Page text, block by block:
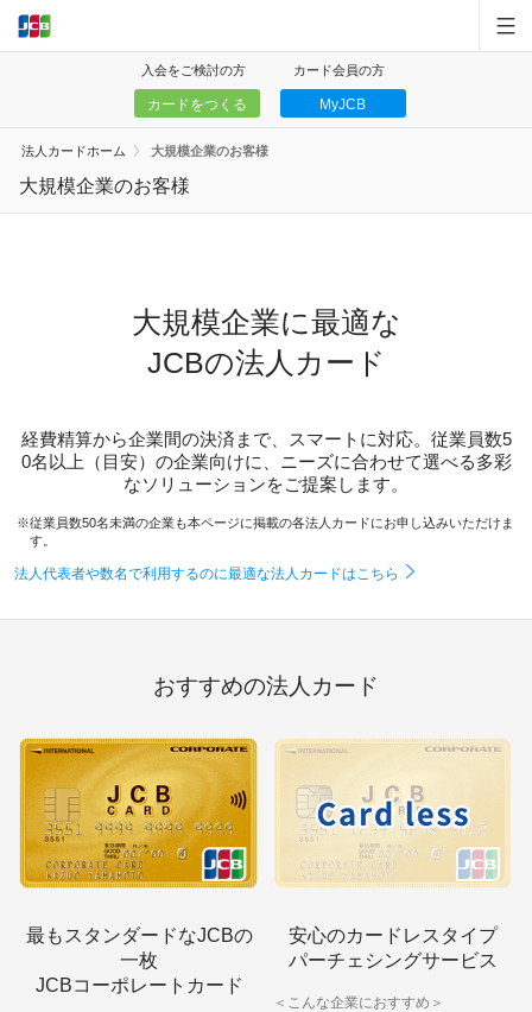
中小企業・個人事業主
大規模企業
サービス一覧
お知らせ
個人のお客様
加盟店のお客様
JCBポータル
入会をご検討の方
カードをつくる
カード会員の方
MyJCB
法人カードホーム 大規模企業のお客様
大規模企業のお客様
大規模企業に最適な
JCBの法人カード
経費精算から企業間の決済まで、スマートに対応。従業員数5
0名以上（目安）の企業向けに、ニーズに合わせて選べる多彩
なソリューションをご提案します。
従業員数50名未満の企業も本ページに掲載の各法人カードにお申し込みいただけま
す。
法人代表者や数名で利用するのに最適な法人カードはこちら
おすすめの法人カード
最もスタンダードなJCBの
一枚
JCBコーポレートカード
安心のカードレスタイプ
パーチェシングサービス
＜こんな企業におすすめ＞